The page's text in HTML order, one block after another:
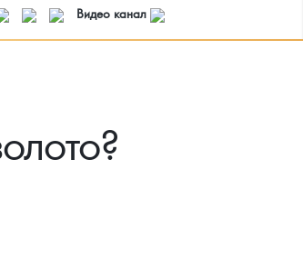
Видео канал